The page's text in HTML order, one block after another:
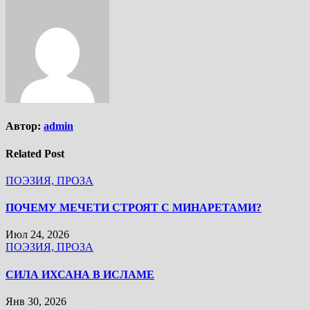
Автор: admin
Related Post
ПОЭЗИЯ, ПРОЗА
ПОЧЕМУ МЕЧЕТИ СТРОЯТ С МИНАРЕТАМИ?
Июл 24, 2026
ПОЭЗИЯ, ПРОЗА
СИЛА ИХСАНА В ИСЛАМЕ
Янв 30, 2026